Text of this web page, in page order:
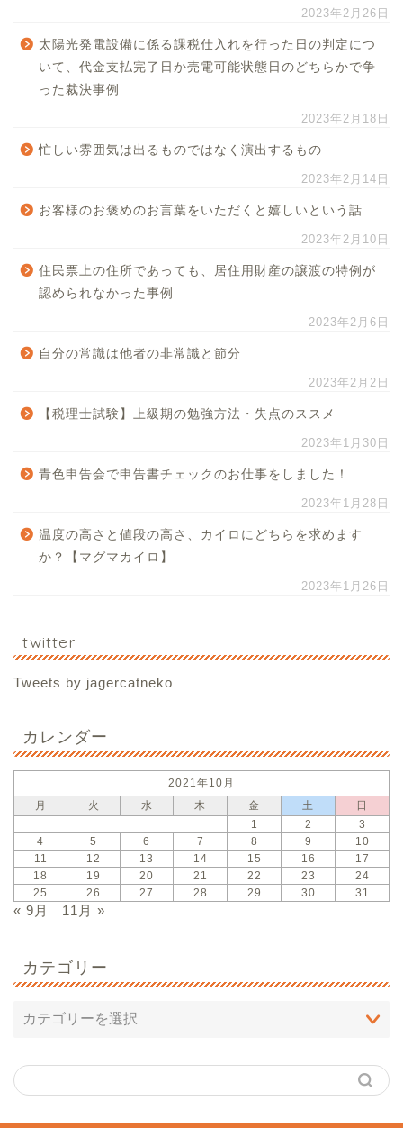
2023年2月26日
太陽光発電設備に係る課税仕入れを行った日の判定につ
いて、代金支払完了日か売電可能状態日のどちらかで争
った裁決事例
2023年2月18日
忙しい雰囲気は出るものではなく演出するもの
2023年2月14日
お客様のお褒めのお言葉をいただくと嬉しいという話
2023年2月10日
住民票上の住所であっても、居住用財産の譲渡の特例が
認められなかった事例
2023年2月6日
自分の常識は他者の非常識と節分
2023年2月2日
【税理士試験】上級期の勉強方法・失点のススメ
2023年1月30日
青色申告会で申告書チェックのお仕事をしました！
2023年1月28日
温度の高さと値段の高さ、カイロにどちらを求めます
か？【マグマカイロ】
2023年1月26日
twitter
Tweets by jagercatneko
カレンダー
2021年10月
月
火 水 木 金 土
日
1
2
3
4
5 6 7 8 9
10
11
12 13 14 15 16
17
18
19 20 21 22 23
24
25
26 27 28 29 30 31
« 9月 11月 »
カテゴリー